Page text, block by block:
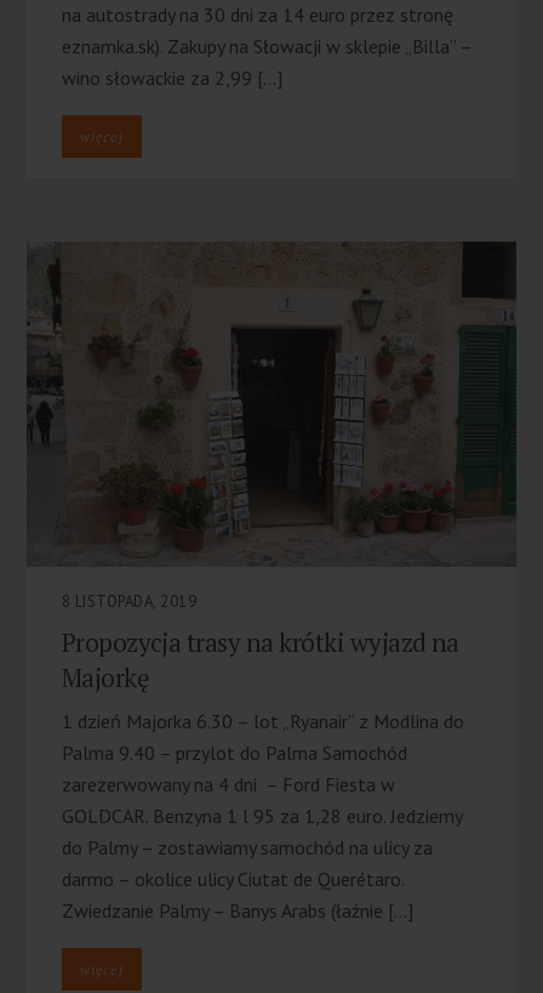
na autostrady na 30 dni za 14 euro przez stronę
eznamka.sk). Zakupy na Słowacji w sklepie „Billa” –
wino słowackie za 2,99 […]
więcej
8 LISTOPADA, 2019
Propozycja trasy na krótki wyjazd na
Majorkę
1 dzień Majorka 6.30 – lot „Ryanair” z Modlina do
Palma 9.40 – przylot do Palma Samochód
zarezerwowany na 4 dni – Ford Fiesta w
GOLDCAR. Benzyna 1 l 95 za 1,28 euro. Jedziemy
do Palmy – zostawiamy samochód na ulicy za
darmo – okolice ulicy Ciutat de Querétaro.
Zwiedzanie Palmy – Banys Arabs (łaźnie […]
więcej